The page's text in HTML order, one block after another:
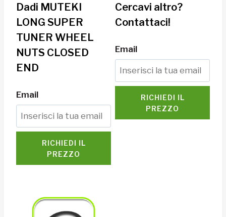
Dadi MUTEKI
LONG SUPER
TUNER WHEEL
NUTS CLOSED
END
Email
RICHIEDI IL
PREZZO
Cercavi altro?
Contattaci!
Email
RICHIEDI IL
PREZZO